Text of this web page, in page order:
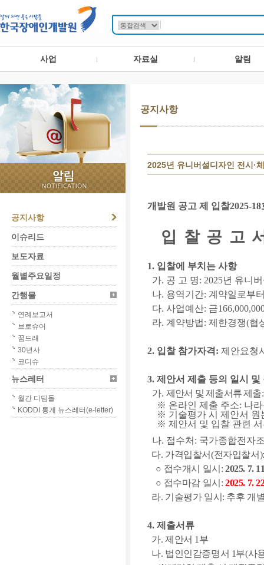
사업 자료실 알림
공지사항
이슈리드
보도자료
월별주요일정
간행물
연례보고서
브로슈어
꿈드래
30년사
코디슈
뉴스레터
월간 디딤돌
KODDI 통계 뉴스레터(e-letter)
공지사항
2025년 유니버설디자인 전시·
개발원 공고 제 입찰2025-18
입 찰 공 고
1. 입찰에 부치는 사항
가. 공 고 명: 2025년 유니
나. 용역기간: 계약일로부
다. 사업예산: 금
라. 계약방법: 제한경쟁(협
2. 입찰 참가자격 : 제안요청
3. 제안서 제출 등의 일시 및
가. 제안서 및 제출서류 제출
※ 온라인 제출 주소: 나
※ 기술평가 시 제안서
※ 제안서 및 입찰 관련
나. 접수처 : 국가종합전자
다. 가격입찰서(전자입찰서
○ 접수개시 일시 :2025. 7.
○ 접수마감 일시 :2025. 7.
라. 기술평가 일시 : 추후 개
4. 제출서류
가.제안서 1 부
나. 법인인감증명서 1부(사